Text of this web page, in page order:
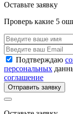
Оставьте заявку
Проверь какие 5
Подтверждаю
персональных
соглашение
Отправить заявку